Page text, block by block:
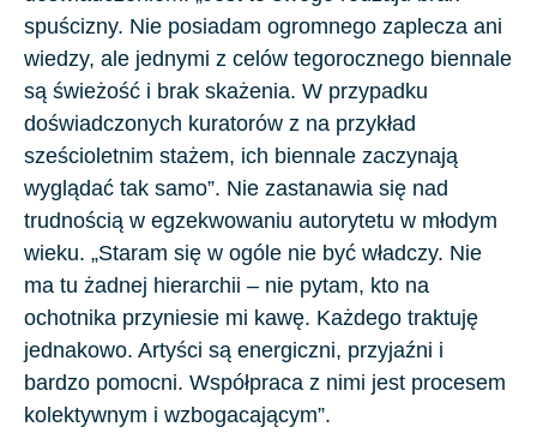
spuścizny. Nie posiadam ogromnego zaplecza ani
wiedzy, ale jednymi z celów tegorocznego biennale
są świeżość i brak skażenia. W przypadku
doświadczonych kuratorów z na przykład
sześcioletnim stażem, ich biennale zaczynają
wyglądać tak samo”. Nie zastanawia się nad
trudnością w egzekwowaniu autorytetu w młodym
wieku. „Staram się w ogóle nie być władczy. Nie
ma tu żadnej hierarchii – nie pytam, kto na
ochotnika przyniesie mi kawę. Każdego traktuję
jednakowo. Artyści są energiczni, przyjaźni i
bardzo pomocni. Współpraca z nimi jest procesem
kolektywnym i wzbogacającym”.